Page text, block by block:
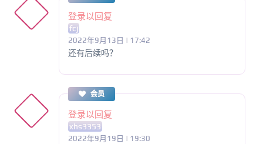
登录以回复
fcj
2022年9月13日 | 17:42
还有后续吗？
会员
登录以回复
xhs3353
2022年9月19日 | 19:30